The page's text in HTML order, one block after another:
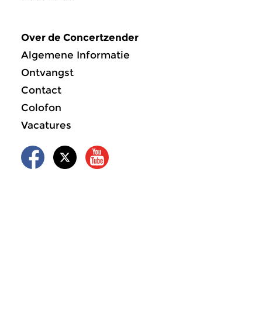
Over de Concertzender
Algemene Informatie
Ontvangst
Contact
Colofon
Vacatures